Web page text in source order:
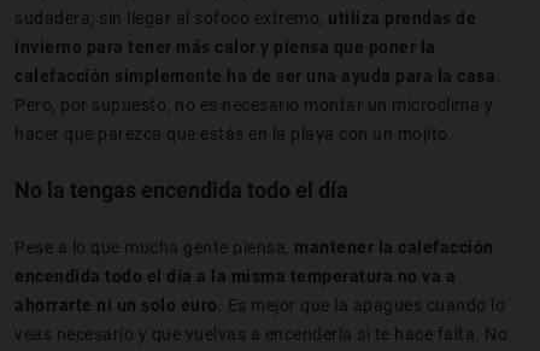
sudadera; sin llegar al sofoco extremo, utiliza prendas de
invierno para tener más calor y piensa que poner la
calefacción simplemente ha de ser una ayuda para la casa
Pero, por supuesto, no es necesario montar un microclima y
hacer que parezca que estás en la playa con un mojito.
No la tengas encendida todo el día
Pese a lo que mucha gente piensa, mantener la calefacción
encendida todo el día a la misma temperatura no va a
ahorrarte ni un solo euro . Es mejor que la apagues cuando lo
veas necesario y que vuelvas a encenderla si te hace falta. No